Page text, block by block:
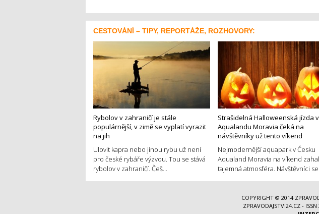
CESTOVÁNÍ – TIPY, REPORTÁŽE, ROZHOVORY:
Rybolov v zahraničí je stále
populárnější, v zimě se vyplatí vyrazit
na jih
Ulovit kapra nebo jinou rybu už není
pro české rybáře výzvou. Tou se stává
rybolov v zahraničí. Češ...
Strašidelná Halloweenská jízda v
Aqualandu Moravia čeká na
návštěvníky už tento víkend
Nejmodernější aquapark v Česku
Aqualand Moravia na víkend
tajemná atmosféra. Návštěvníci se
COPYRIGHT © 2014
ZPRAVODAJSTVI24.CZ -